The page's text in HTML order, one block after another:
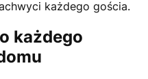
każdego gościa.
każdego